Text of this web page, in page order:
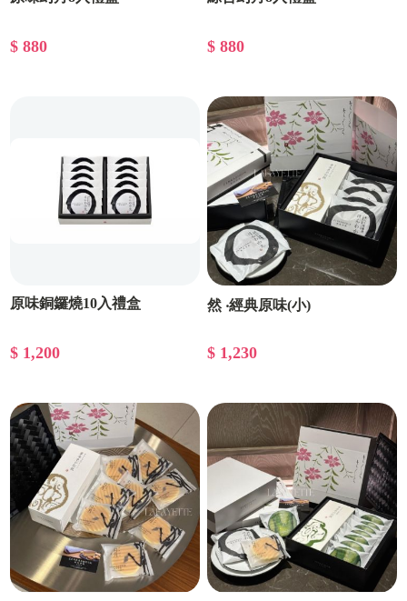
$ 880 $ 880
原味銅鑼燒10入禮盒
$ 1,200
然 ‧經典原味(小)
$ 1,230